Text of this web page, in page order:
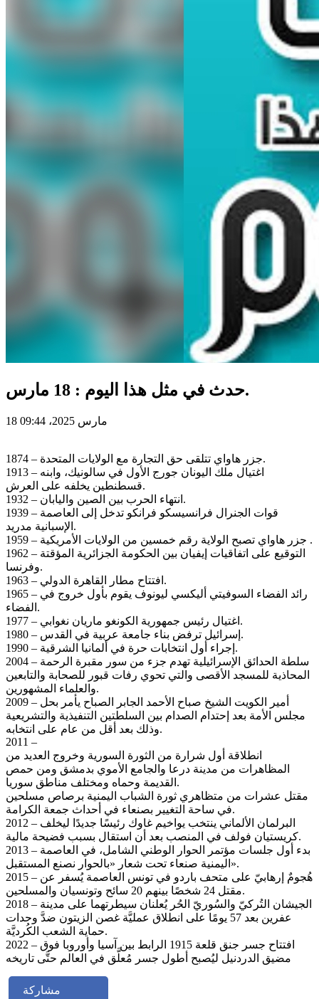
حدث في مثل هذا اليوم : 18 مارس.
18 مارس 2025، 09:44
1874 – جزر هاواي تتلقى حق التجارة مع الولايات المتحدة.
1913 – اغتيال ملك اليونان جورج الأول في سالونيك، وابنه
قسطنطين يخلفه على العرش.
1932 – انتهاء الحرب بين الصين واليابان.
1939 – قوات الجنرال فرانسيسكو فرانكو تدخل إلى العاصمة
الإسبانية مدريد.
1959 – جزر هاواي تصبح الولاية رقم خمسين من الولايات الأمريكية .
1962 – التوقيع على اتفاقيات إيفيان بين الحكومة الجزائرية المؤقتة
وفرنسا.
1963 – افتتاح مطار القاهرة الدولي.
1965 – رائد الفضاء السوفيتي أليكسي ليونوف يقوم بأول خروج في
الفضاء.
1977 – اغتيال رئيس جمهورية الكونغو ماريان نغوابي.
1980 – إسرائيل ترفض بناء جامعة عربية في القدس.
1990 – إجراء أول انتخابات حرة في ألمانيا الشرقية.
2004 – سلطة الحدائق الإسرائيلية تهدم جزء من سور مقبرة الرحمة
المحاذية للمسجد الأقصى والتي تحوي رفات قبور للصحابة والتابعين
والعلماء المشهورين.
2009 – أمير الكويت الشيخ صباح الأحمد الجابر الصباح يأمر بحل
مجلس الأمة بعد إحتدام الصدام بين السلطتين التنفيذية والتشريعية
وذلك بعد أقل من عام على انتخابه.
2011 –
انطلاقة أول شرارة من الثورة السورية وخروج العديد من
المظاهرات من مدينة درعا والجامع الأموي بدمشق ومن حمص
القديمة وحماه ومختلف مناطق سوريا.
مقتل عشرات من متظاهري ثورة الشباب اليمنية برصاص مسلحين
في ساحة التغيير بصنعاء في أحداث جمعة الكرامة.
2012 – البرلمان الألماني ينتخب يواخيم غاوك رئيسًا جديدًا ليخلف
كريستيان فولف في المنصب بعد أن استقال بسبب فضيحة مالية.
2013 – بدء أول جلسات مؤتمر الحوار الوطني الشامل، في العاصمة
اليمنية صنعاء تحت شعار «بالحوار نصنع المستقبل».
2015 – هُجومٌ إرهابيّ على متحف باردو في تونس العاصمة يُسفر عن
مقتل 24 شخصًا بينهم 20 سائح وتونسيان والمسلحين.
2018 – الجيشان التُركيّ والسُوريّ الحُر يُعلنان سيطرتهما على مدينة
عفرين بعد 57 يومًا على انطلاق عمليَّة غصن الزيتون ضدَّ وحدات
حماية الشعب الكُرديَّة.
2022 – افتتاح جسر جنق قلعة 1915 الرابط بين آسيا وأوروبا فوق
مضيق الدردنيل ليُصبح أطول جسر مُعلَّق في العالم حتَّى تاريخه
مشاركة